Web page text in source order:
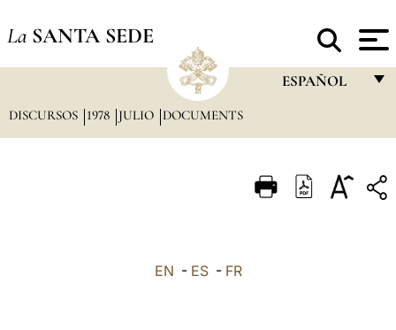
La SANTA SEDE
ESPAÑOL
ITALIANO
DISCURSOS 1978 JULIO DOCUMENTS
EN - ES- FR